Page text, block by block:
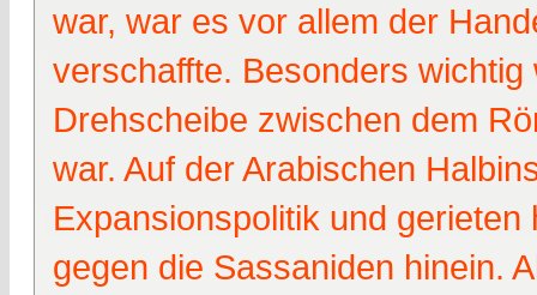
war, war es vor allem der
verschaffte. Besonders
Drehscheibe zwischen dem
war. Auf der Arabischen
Expansionspolitik und
gegen die Sassaniden hinein.